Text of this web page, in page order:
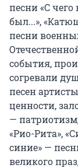
песни «С
был...»,
песни
события,
согревали
песен
ценности,
—
«Рио-Рита»,
синие» —
великого